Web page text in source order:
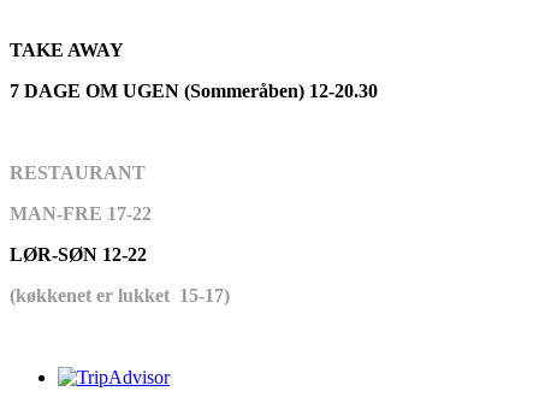
TAKE AWAY
7 DAGE OM UGEN (Sommeråben) 12-20.30
RESTAURANT
MAN-FRE 17-22
LØR-SØN 12-22
(køkkenet er lukket 15-17)